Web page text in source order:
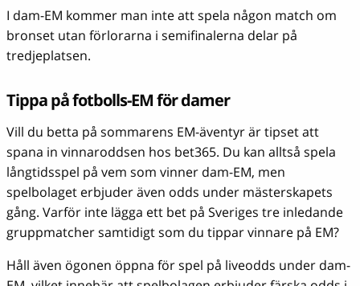
I dam-EM kommer man inte att spela någon match om
bronset utan förlorarna i semifinalerna delar på
tredjeplatsen.
Tippa på fotbolls-EM för damer
Vill du betta på sommarens EM-äventyr är tipset att
spana in vinnaroddsen hos bet365. Du kan alltså spela
långtidsspel på vem som vinner dam-EM, men
spelbolaget erbjuder även odds under mästerskapets
gång. Varför inte lägga ett bet på Sveriges tre inledande
gruppmatcher samtidigt som du tippar vinnare på EM?
Håll även ögonen öppna för spel på liveodds under dam-